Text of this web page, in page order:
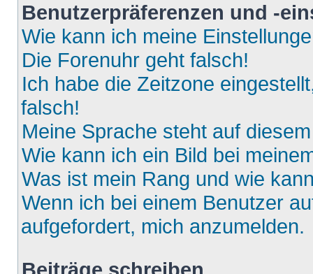
Benutzerpräferenzen und -
Wie kann ich meine
Die Forenuhr geht falsch!
Ich habe die Zeitzone
falsch!
Meine Sprache steht auf
Wie kann ich ein Bild bei
Was ist mein Rang und wie
Wenn ich bei einem Benutzer
aufgefordert, mich anzumelden.